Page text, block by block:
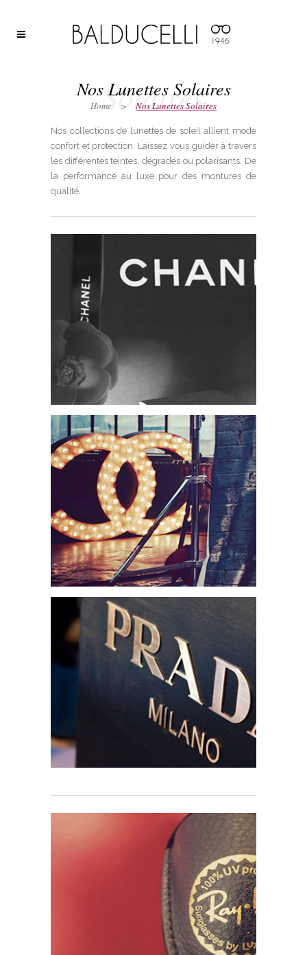
Solaires
Nos Lunettes Solaires
Home > Nos Lunettes Solaires
Nos collections de lunettes de soleil allient mode
confort et protection. Laissez vous guider à travers
les différentes teintes, dégradés ou polarisants. De
la performance au luxe pour des montures de
qualité.